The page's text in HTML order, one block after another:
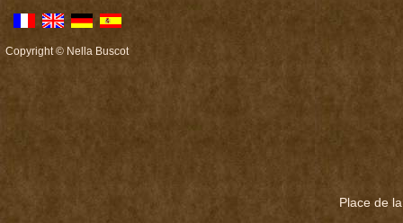
Copyright © Nella Buscot
Place de